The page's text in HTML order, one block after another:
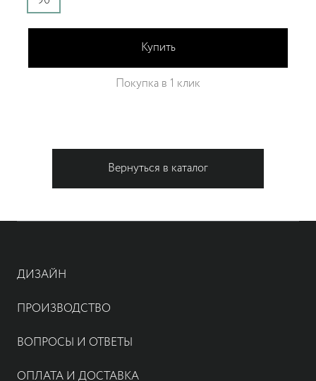
Купить
Покупка в 1 клик
Вернуться в каталог
ДИЗАЙН
ПРОИЗВОДСТВО
ВОПРОСЫ И ОТВЕТЫ
ОПЛАТА И ДОСТАВКА